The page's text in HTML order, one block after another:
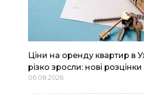
Ціни на оренду квартир в
різко зросли: нові розцінки
06.08.2026